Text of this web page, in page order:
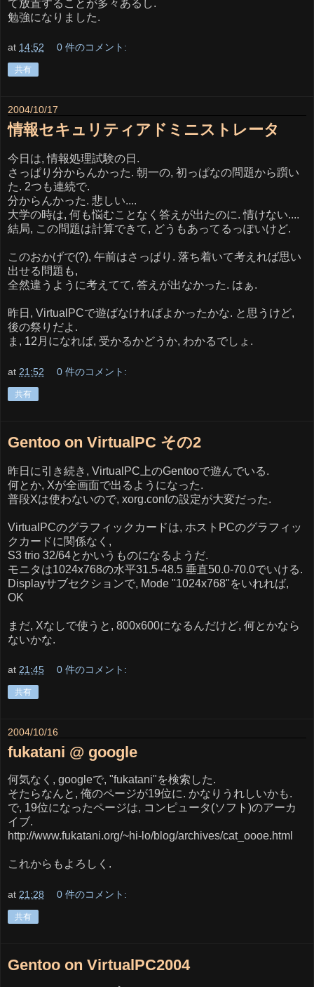
て放置することが多々あるし.
勉強になりました.
at 14:52 0 件のコメント:
共有
2004/10/17
情報セキュリティアドミニストレータ
今日は, 情報処理試験の日.
さっぱり分からんかった. 朝一の, 初っぱなの問題から躓い
た. 2つも連続で.
分からんかった. 悲しい....
大学の時は, 何も悩むことなく答えが出たのに. 情けない....
結局, この問題は計算できて, どうもあってるっぽいけど.
このおかげで(?), 午前はさっぱり. 落ち着いて考えれば思い
出せる問題も,
全然違うように考えてて, 答えが出なかった. はぁ.
昨日, VirtualPCで遊ばなければよかったかな. と思うけど,
後の祭りだよ.
ま, 12月になれば, 受かるかどうか, わかるでしょ.
at 21:52 0 件のコメント:
共有
Gentoo on VirtualPC その2
昨日に引き続き, VirtualPC上のGentooで遊んでいる.
何とか, Xが全画面で出るようになった.
普段Xは使わないので, xorg.confの設定が大変だった.
VirtualPCのグラフィックカードは, ホストPCのグラフィッ
クカードに関係なく,
S3 trio 32/64とかいうものになるようだ.
モニタは1024x768の水平31.5-48.5 垂直50.0-70.0でいける.
Displayサブセクションで, Mode "1024x768"をいれれば,
OK
まだ, Xなしで使うと, 800x600になるんだけど, 何とかなら
ないかな.
at 21:45 0 件のコメント:
共有
2004/10/16
fukatani @ google
何気なく, googleで, "fukatani"を検索した.
そたらなんと, 俺のページが19位に. かなりうれしいかも.
で, 19位になったページは, コンピュータ(ソフト)のアーカ
イブ.
http://www.fukatani.org/~hi-lo/blog/archives/cat_oooe.html
これからもよろしく.
at 21:28 0 件のコメント:
共有
Gentoo on VirtualPC2004